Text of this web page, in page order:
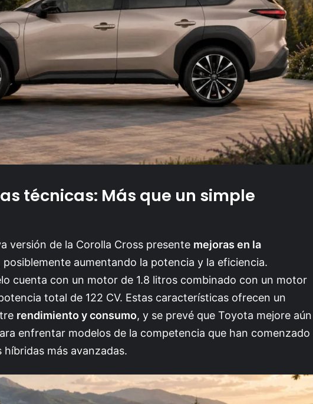
técnicas: Más que un simple
versión de la Corolla Cross presente mejoras en la
posiblemente aumentando la potencia y la eficiencia.
cuenta con un motor de 1.8 litros combinado con un motor
total de 122 CV. Estas características ofrecen un
rendimiento y consumo, y se prevé que Toyota mejore aún
enfrentar modelos de la competencia que han comenzado
más avanzadas.